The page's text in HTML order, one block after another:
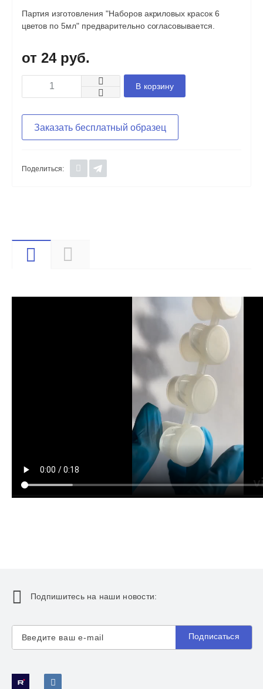
Партия изготовления "Наборов акриловых красок 6
цветов по 5мл" предварительно согласовывается.
24 руб.
В корзину
Заказать бесплатный образец
Поделиться:
Подпишитесь на наши новости:
Подписаться